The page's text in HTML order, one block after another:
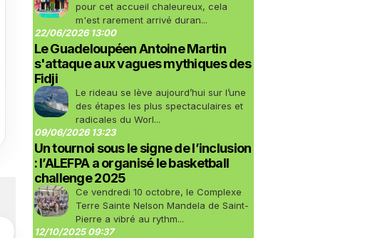
pour cet accueil chaleureux, cela
m'est rarement arrivé duran...
22/06/2026 13:00
Le Guadeloupéen Antoine Martin
s'attaque aux vagues mythiques des
Fidji
Le rideau se lève aujourd’hui sur l’une
des étapes les plus spectaculaires et
radicales du Worl...
09/06/2026 13:23
Un tournoi sous le signe de l’inclusion
: l’ALEFPA a organisé le basketball
challenge 2025
Ce vendredi 10 octobre, le Complexe
Terre Sainte Nelson Mandela de Saint-
Pierre a vibré au rythm...
12/10/2025 09:37